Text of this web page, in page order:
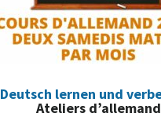
Deutsch lernen und
Ateliers d’allemand